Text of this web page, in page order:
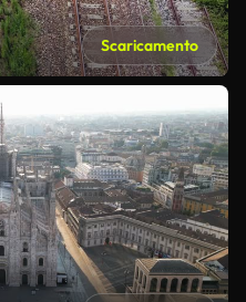
Scaricamento